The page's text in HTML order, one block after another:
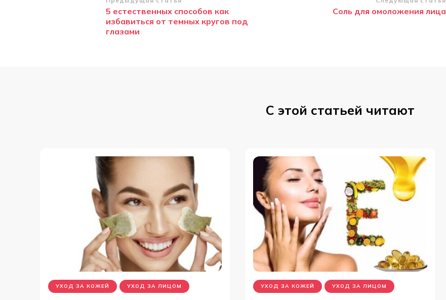
Навигация
по
записям
5 естественных способов как
избавиться от темных кругов под
глазами
Соль для омоложения лица
С этой статьей читают
УХОД ЗА КОЖЕЙ УХОД ЗА ЛИЦОМ УХОД ЗА КОЖЕЙ УХОД ЗА ЛИЦОМ